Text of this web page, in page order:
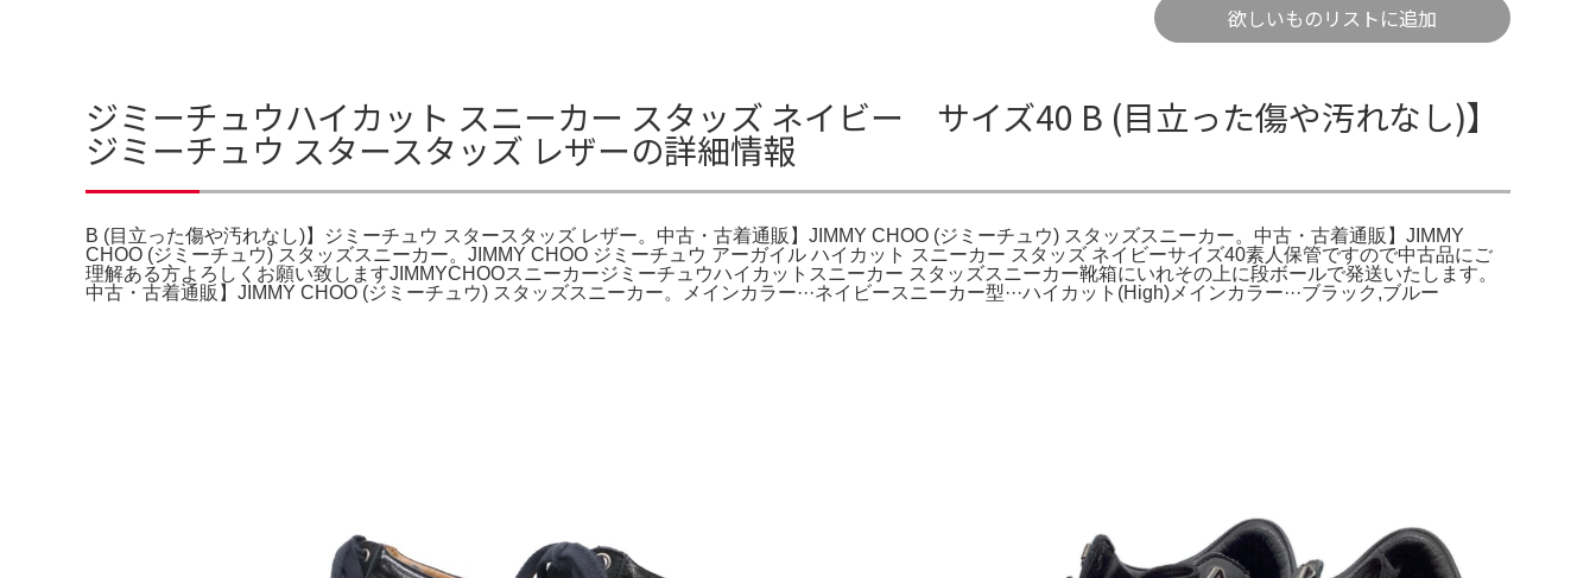
欲しいものリストに追加
ジミーチュウハイカット スニーカー スタッズ ネイビー サイズ40 B (目立った傷や汚れなし)】
ジミーチュウ スタースタッズ レザーの詳細情報
B (目立った傷や汚れなし)】ジミーチュウ スタースタッズ レザー。中古・古着通販】JIMMY CHOO (ジミーチュウ) スタッズスニーカー。中古・古着通販】JIMMY
CHOO (ジミーチュウ) スタッズスニーカー。JIMMY CHOO ジミーチュウ アーガイル ハイカット スニーカー スタッズ ネイビーサイズ40素人保管ですので中古品にご
理解ある方よろしくお願い致しますJIMMYCHOOスニーカージミーチュウハイカットスニーカー スタッズスニーカー靴箱にいれその上に段ボールで発送いたします。
中古・古着通販】JIMMY CHOO (ジミーチュウ) スタッズスニーカー。メインカラー···ネイビースニーカー型···ハイカット(High)メインカラー···ブラック,ブルー